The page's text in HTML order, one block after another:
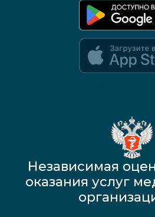
Независимая
оказания услуг